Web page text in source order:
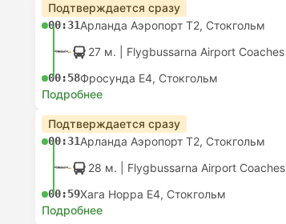
Подтверждается сразу
00:31Арланда Аэропорт T2, Стокгольм
27 м. | Flygbussarna Airport Coaches
00:58Фросунда E4, Стокгольм
Подробнее
Подтверждается сразу
00:31Арланда Аэропорт T2, Стокгольм
28 м. | Flygbussarna Airport Coaches
00:59Хага Норра Е4, Стокгольм
Подробнее